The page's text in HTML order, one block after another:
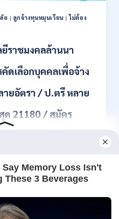
ย | ลูกจ้างทุนหมุนเวียน |ไม่ต้อง
ราชมงคลล้านนา
ดเลือกบุคคลเพื่อจ้าง
ายอัตรา / ป.ตรี หลาย
ด 21180 / สมัคร
. 2569